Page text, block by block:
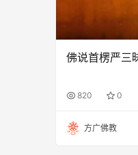
佛说首楞严三
820 0
方广佛教